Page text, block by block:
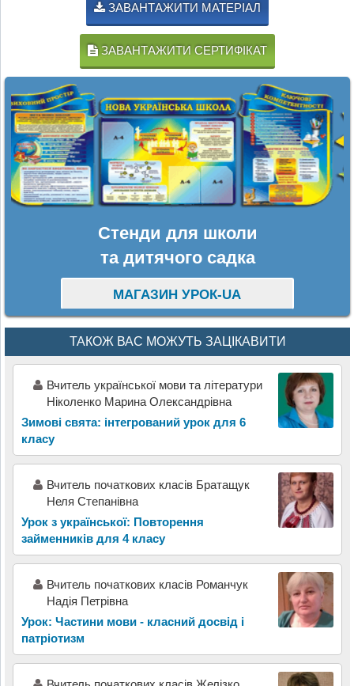
ЗАВАНТАЖИТИ МАТЕРІАЛ
ЗАВАНТАЖИТИ СЕРТИФІКАТ
Стенди для школи
та дитячого садка
МАГАЗИН УРОК-UA
ТАКОЖ ВАС МОЖУТЬ ЗАЦІКАВИТИ
Вчитель української мови та літератури
Ніколенко Марина Олександрівна
Зимові свята: інтегрований урок для 6
класу
Вчитель початкових класів Братащук
Неля Степанівна
Урок з української: Повторення
займенників для 4 класу
Вчитель початкових класів Романчук
Надія Петрівна
Урок: Частини мови - класний досвід і
патріотизм